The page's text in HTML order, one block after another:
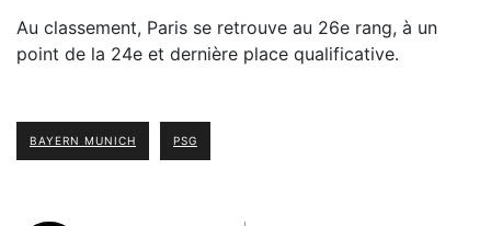
Au classement, Paris se retrouve au 26e rang, à un
point de la 24e et dernière place qualificative.
BAYERN MUNICH PSG